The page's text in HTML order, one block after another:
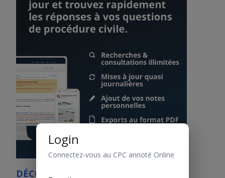
DÉCOUVREZ LE CPC ONLINE
Login
Connectez-vous au CPC annoté Online